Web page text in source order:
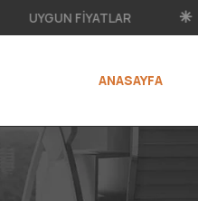
UYGUN FIYATLAR
ANASAYFA